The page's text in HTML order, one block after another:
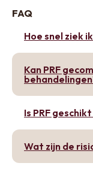
FAQ
Hoe snel ziek
Kan PRF
Is PRF
Wat zijn de